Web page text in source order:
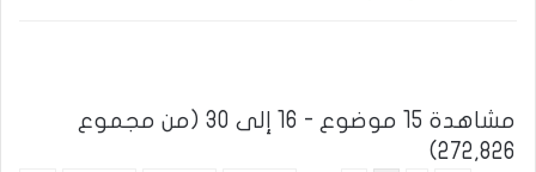
مشاهدة 15 موضوع - 16 إلى 30 (من مجموع
272,826)